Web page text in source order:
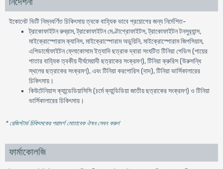
নির্দেশনা
ইকোনেট ভিটি নিম্নবর্ণিত চিকিৎসায় ত্বকে বাহ্যিক ভাবে প্রয়োগের জন্য নির্দেশিত-
ট্রাকোফাইটন রুব্রাম, ট্রাকোফাইটন মেণ্টাগ্রোফাইটস, ট্রাকোফাইটন টনসুর‍্যান্স,
মাইক্রোস্পোরাম ক্যানিস, মাইক্রোস্পোরাম অডুয়িনি, মাইক্রোস্পোরাম জিপসিয়াম,
এপিডার্মোফাইটন ফ্লোকোসাম ইত্যাদি ছত্রাক দ্বারা সংঘটিত টিনিয়া পেডিস (পায়ের
পাতার বাহ্যিক ত্বকীয় দীর্ঘমেয়াদী ছত্রাকের সংক্রমণ), টিনিয়া ক্রুরিস (উরুসন্ধি
স্থলের ছত্রাকের সংক্রমণ), এবং টিনিয়া করপোরিস (দাদ), টিনিয়া ভার্সিকালারের
চিকিৎসায়।
কিউটেনিয়াস ক্যান্ডেডিয়াসিসি (চর্মে ক্যান্ডিডিয়া জাতীয় ছত্রাকের সংক্রমণ) ও টিনিয়া
ভার্সিকালারের চিকিৎসায়।
* রেজিস্টার্ড চিকিৎসকের পরামর্শ মোতাবেক ঔষধ সেবন করুন'
ফার্মাকোলজি